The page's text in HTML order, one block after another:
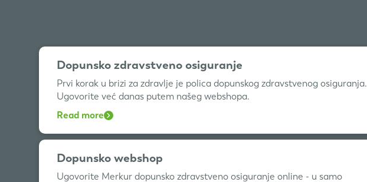
Dopunsko zdravstveno osiguranje
Prvi korak u brizi za zdravlje je polica dopunskog zdravstvenog osiguranja.
Ugovorite već danas putem našeg webshopa.
Read more
Dopunsko webshop
Ugovorite Merkur dopunsko zdravstveno osiguranje online - u samo